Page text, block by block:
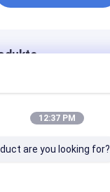
12:37 PM
are you looking for?